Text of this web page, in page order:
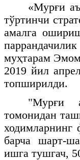
«Мурғи
тўртинчи
амалга
муҳтарам
2019 йил
топширилди.
"Мурғи
томонидан
барча
шарт-
ишга тушгач,